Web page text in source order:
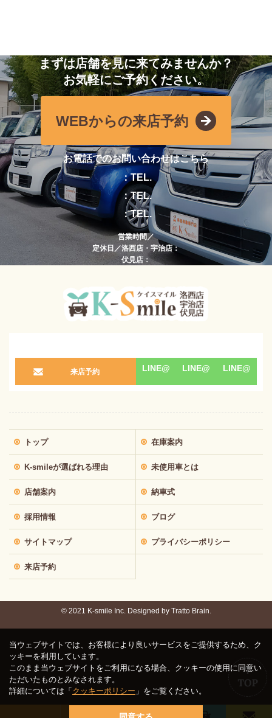
まずは店舗を見に来てみませんか？
お気軽にご予約ください。
WEBからの来店予約
お電話でのお問い合わせはこちら
：TEL.
：TEL.
：TEL.
営業時間／
定休日／洛西店・宇治店：
伏見店：
来店予約 LINE@ LINE@ LINE@
トップ 在庫案内
K-smileが選ばれる理由 未使用車とは
店舗案内 納車式
採用情報 ブログ
サイトマップ プライバシーポリシー
来店予約
© 2021 K-smile Inc. Designed by Tratto Brain.
当ウェブサイトでは、お客様により良いサービスをご提供するため、ク
ッキーを利用しています。
このまま当ウェブサイトをご利用になる場合、クッキーの使用に同意い
ただいたものとみなされます。
詳細については「クッキーポリシー 」をご覧ください。